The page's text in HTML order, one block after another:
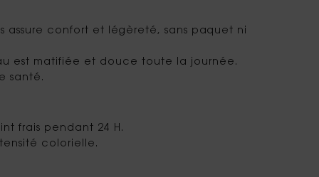
assure confort et légèreté, sans paquet ni
est matifiée et douce toute la journée.
santé.
frais pendant 24 H.
colorielle.